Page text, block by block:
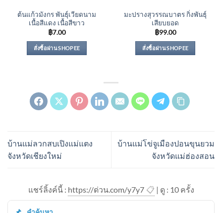
ต้นแก้วมังกร พันธุ์เวียดนาม
เนื้อสีแดง เนื้อสีขาว
฿7.00
สั่งซื้อผ่าน SHOPEE
มะปรางสุวรรณบาตร กิ่งพันธุ์
เสียบยอด
฿99.00
สั่งซื้อผ่าน SHOPEE
บ้านแม่ลวกสบเปิงแม่แตง
จังหวัดเชียงใหม่
บ้านแม่โข่จูเมืองปอนขุนยวม
จังหวัดแม่ฮ่องสอน
แชร์ลิ้งค์นี้ : https://ด่วน.com/y7y7 📋 | ดู : 10ครั้ง